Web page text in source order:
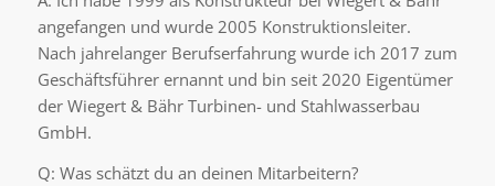
angefangen und wurde 2005 Konstruktionsleiter.
Nach jahrelanger Berufserfahrung wurde ich 2017 zum
Geschäftsführer ernannt und bin seit 2020 Eigentümer
der Wiegert & Bähr Turbinen- und Stahlwasserbau
GmbH.
Q: Was schätzt du an deinen Mitarbeitern?